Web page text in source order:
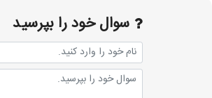
سوال خود را بپرسید